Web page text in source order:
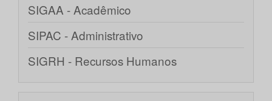
SIGAA - Acadêmico
SIPAC - Administrativo
SIGRH - Recursos Humanos